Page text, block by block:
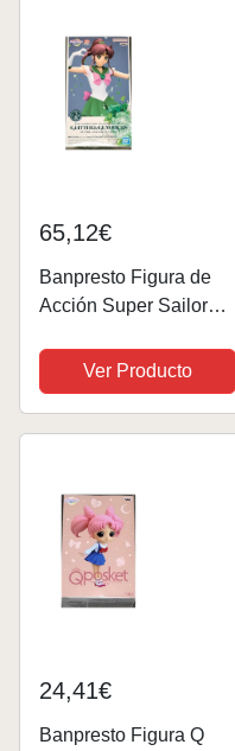
65,12€
Banpresto Figura de
Acción Super Sailor
Sailor Moon Eternal
The Movie, Glitter and
Glamours 23cm
Ver Producto
24,41€
Banpresto Figura Q